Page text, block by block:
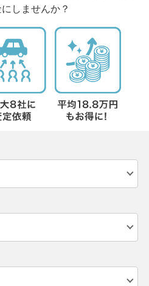
しませんか？